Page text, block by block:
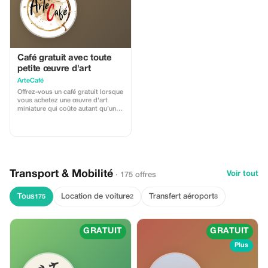
pour eux.
Café gratuit avec toute
petite œuvre d'art
ArteCafé
Offrez-vous un café gratuit lorsque
vous achetez une œuvre d'art
miniature qui coûte autant qu’une
Transport & Mobilité · 175 offres Voir tout
Tous175 Location de voiture2 Transfert aéroport8
GRATUIT GRATUIT
Plus